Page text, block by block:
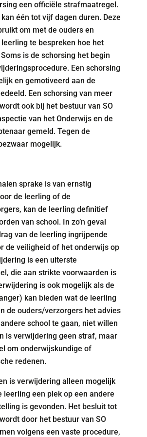
een officiële strafmaatregel.
één tot vijf dagen duren. Deze
om met de ouders en
te bespreken hoe het
is de schorsing het begin
Een schorsing
en gemotiveerd aan de
Een schorsing van meer
ook bij het bestuur van SO
van het Onderwijs en de
gemeld. Tegen de
mogelijk.
sprake is van ernstig
de leerling of de
kan de leerling definitief
van school. In zo’n geval
van de leerling ingrijpende
de veiligheid of het onderwijs op
is een uiterste
die aan strikte voorwaarden is
is ook mogelijk als de
kan bieden wat de leerling
de ouders/verzorgers het advies
school te gaan, niet willen
is verwijdering geen straf, maar
om onderwijskundige of
redenen.
is verwijdering alleen mogelijk
leerling een plek op een andere
is gevonden. Het besluit tot
door het bestuur van SO
volgens een vaste procedure,